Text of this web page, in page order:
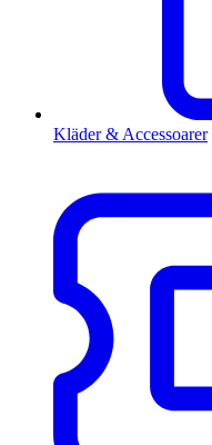
Kläder & Accessoarer